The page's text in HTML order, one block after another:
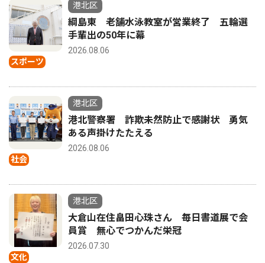
スポーツ
港北区
綱島東 老舗水泳教室が営業終了 五輪選
手輩出の50年に幕
2026.08.06
社会
港北区
港北警察署 詐欺未然防止で感謝状 勇気
ある声掛けたたえる
2026.08.06
文化
港北区
大倉山在住畠田心珠さん 毎日書道展で会
員賞 無心でつかんだ栄冠
2026.07.30